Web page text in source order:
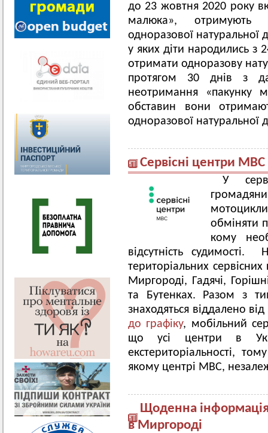
до 23 жовтня 2020 року
малюка», отримують
одноразової
у яких діти народились з
отримати одноразову
протягом 30 днів з
неотримання «пакунку
обставин вони
одноразової
Сервісні центри
У
обміняти
кому
відсутність судимості.
територіальних
Миргороді, Гадячі,
та Бутенках. Разом з
знаходяться віддалено
до графіку, мобільний
що усі центри в
екстериторіальності,
якому центрі МВС,
Щоденна інформація
в Миргороді